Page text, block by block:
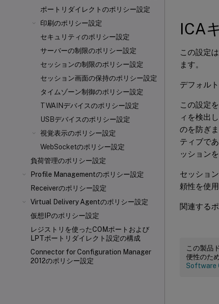
ポートリダイレクトのポリシー設定
印刷のポリシー設定
セキュリティのポリシー設定
サーバーの制限のポリシー設定
セッションの制限のポリシー設定
セッション画面の保持のポリシー設定
タイムゾーン制御のポリシー設定
TWAINデバイスのポリシー設定
USBデバイスのポリシー設定
視覚表示のポリシー設定
WebSocketのポリシー設定
負荷管理のポリシー設定
Profile Managementのポリシー設定
Receiverのポリシー設定
Virtual Delivery Agentのポリシー設定
仮想IPのポリシー設定
レジストリを使ったCOMポートおよび
LPTポートリダイレクト設定の構成
Connector for Configuration Manager
2012のポリシー設定
ICA
この設定
ます。
デフォル
この設定
ィを検出
のを防ぎ
ティブで
ッション
セッショ
頼性を使
関連する
この製品
便性のた
Software